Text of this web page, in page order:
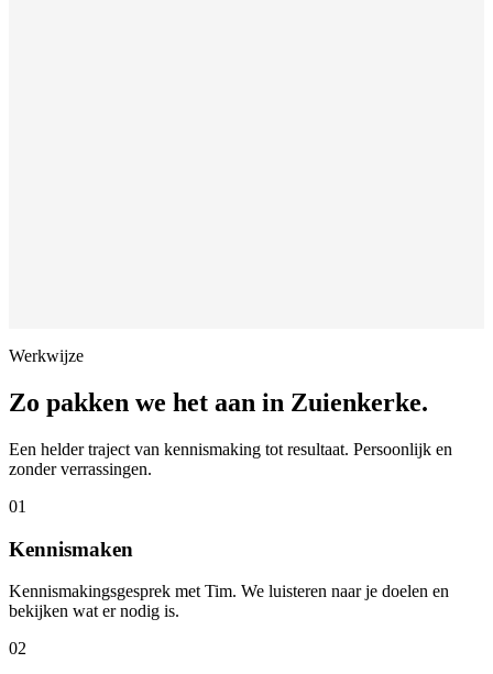
Werkwijze
Zo pakken we het aan in Zuienkerke.
Een helder traject van kennismaking tot resultaat. Persoonlijk en
zonder verrassingen.
01
Kennismaken
Kennismakingsgesprek met Tim. We luisteren naar je doelen en
bekijken wat er nodig is.
02